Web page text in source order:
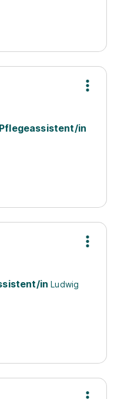
in
in Ludwig